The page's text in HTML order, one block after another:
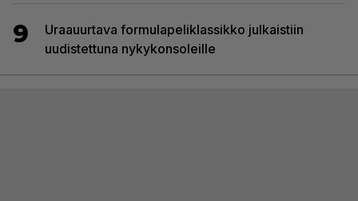
9
Uraauurtava formulapeliklassikko julkaistiin
uudistettuna nykykonsoleille